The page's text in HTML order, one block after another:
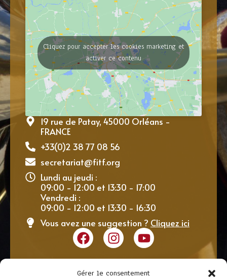
Gérer le consentement
Cliquez pour accepter les cookies marketing et
activer ce contenu
19 rue de Patay, 45000 Orléans -
FRANCE
+33(0)2 38 77 08 56
secretariat@fitf.org
Lundi au jeudi :
09:00 - 12:00 et 13:30 - 17:00
Vendredi :
09:00 - 12:00 et 13:30 - 16:30
Vous avez une suggestion ? Cliquez ici